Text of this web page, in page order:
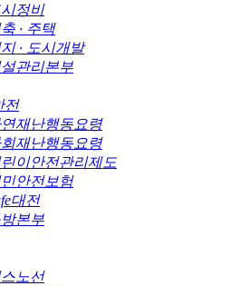
시정비
· 주택
· 도시개발
관리본부
전
재난행동요령
재난행동요령
이안전관리제도
안전보험
대전
본부
노선